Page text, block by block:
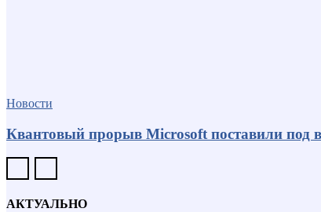
Новости
Квантовый прорыв Microsoft поставили под
АКТУАЛЬНО